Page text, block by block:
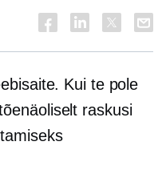
Kui te pole
raskusi